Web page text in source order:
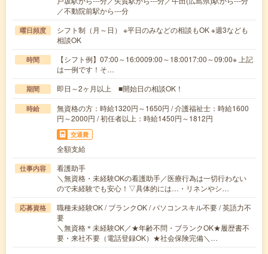
／不動院前駅から---分
曜日頻度
シフト制（月～日） ※平日のみなどの相談もOK ※週3なども
相談OK
時間
【シフト例】07:00～16:0009:00～18:0017:00～09:00※ 上記
は一例です！そ…
期間 即日～2ヶ月以上 ■開始日の相談OK！
時給
無資格の方：時給1320円～1650円 / 介護福祉士：時給1600
円～2000円 / 初任者以上：時給1450円～1812円
交通費
全額支給
仕事内容
看護助手
＼無資格・未経験OKの看護助手／医療行為は一切行わない
ので未経験でも安心！▽具体的には…・リネンやシ…
応募資格
職種未経験OK / ブランクOK / パソコンスキル不要 / 英語力不
要
＼無資格＊未経験OK／★年齢不問・ブランクOK★履歴書不
要・来社不要（電話登録OK）★社会保険完備＼…